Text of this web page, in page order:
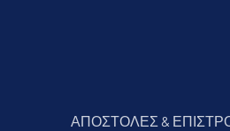
ΑΠΟΣΤΟΛΕΣ &